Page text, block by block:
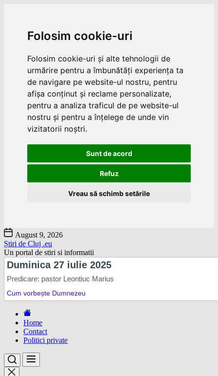
Folosim cookie-uri
Folosim cookie-uri și alte tehnologii de
urmărire pentru a îmbunătăți experiența ta
de navigare pe website-ul nostru, pentru
afișa conținut și reclame personalizate,
pentru a analiza traficul de pe website-ul
nostru și pentru a înțelege de unde vin
vizitatorii noștri.
Sunt de acord
Refuz
Vreau să schimb setările
Skip
to
the
content
August 9, 2026
Știri de Cluj .eu
Un portal de stiri si informatii
Home
Contact
Politici private